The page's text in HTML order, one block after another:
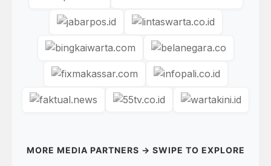
MORE MEDIA PARTNERS → SWIPE TO EXPLORE